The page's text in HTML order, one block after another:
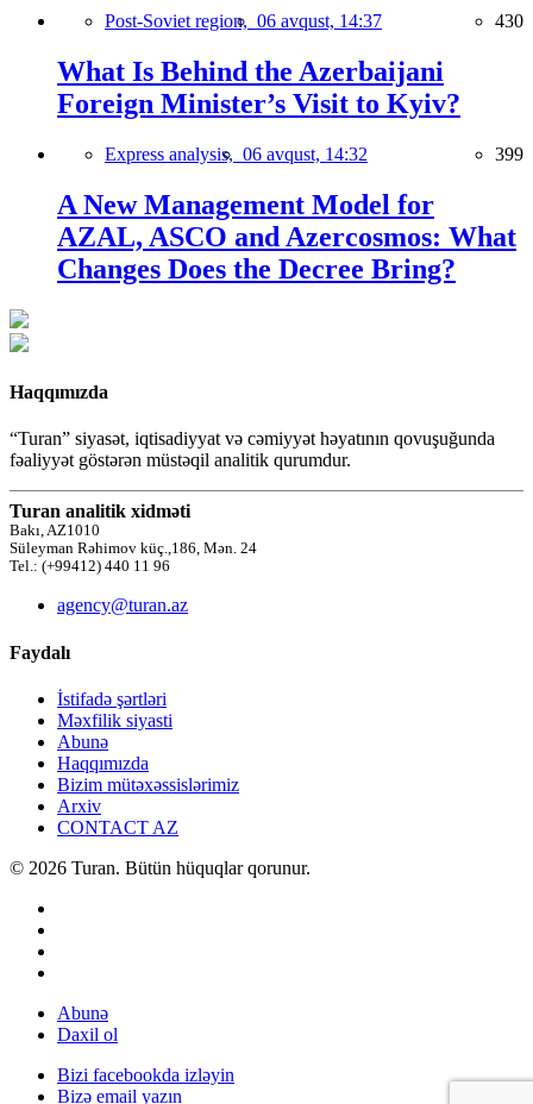
Post-Soviet region, 06 avqust, 14:37 430
What Is Behind the Azerbaijani
Foreign Minister’s Visit to Kyiv?
Express analysis, 06 avqust, 14:32 399
A New Management Model for
AZAL, ASCO and Azercosmos: What
Changes Does the Decree Bring?
Haqqımızda
“Turan” siyasət, iqtisadiyyat və cəmiyyət həyatının qovuşuğunda
fəaliyyət göstərən müstəqil analitik qurumdur.
Turan analitik xidməti
Bakı, AZ1010
Süleyman Rəhimov küç.,186, Mən. 24
Tel.: (+99412) 440 11 96
agency@turan.az
Faydalı
İstifadə şərtləri
Məxfilik siyasti
Abunə
Haqqımızda
Bizim mütəxəssislərimiz
Arxiv
CONTACT AZ
© 2026 Turan. Bütün hüquqlar qorunur.
Abunə
Daxil ol
Bizi facebookda izləyin
Bizə email yazın